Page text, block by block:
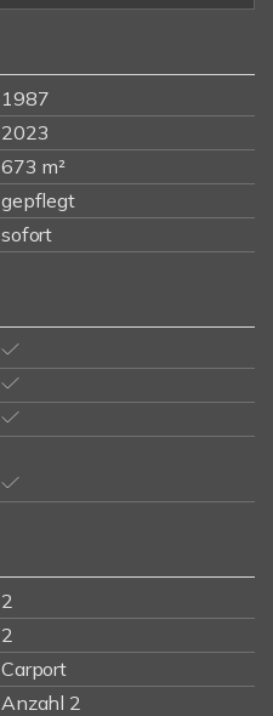
1987
2023
673 m²
gepflegt
sofort
2
2
Carport
Anzahl 2